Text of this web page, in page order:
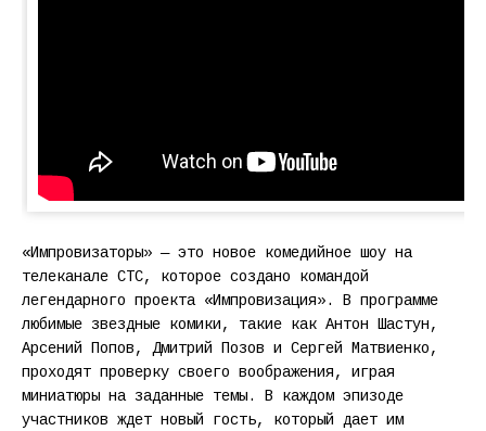
«Импровизаторы» — это новое комедийное шоу на
телеканале СТС, которое создано командой
легендарного проекта «Импровизация». В программе
любимые звездные комики, такие как Антон Шастун,
Арсений Попов, Дмитрий Позов и Сергей Матвиенко,
проходят проверку своего воображения, играя
миниатюры на заданные темы. В каждом эпизоде
участников ждет новый гость, который дает им